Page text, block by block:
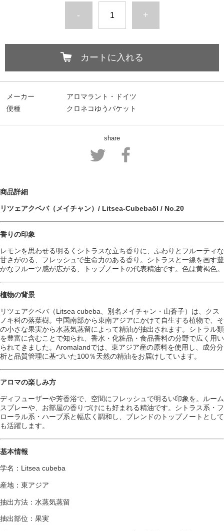
- +
カートに入れる
メーカー
アロマラント・ドイツ
便種
クロネコゆうパケット
share
商品詳細
リツェアクベバ（メイチャン）/ Litsea-Cubebaöl / No.20
香りの印象
レモンを思わせる明るくシトラスな立ち香りに、ふわりとフルーティな
甘さがのる、フレッシュで生命力のある香り。シトラスと一線を画す豊
かなフルーツ感が広がる、トップノートの代表精油です。色は黄褐色。
植物の背景
リツェアクベバ（Litsea cubeba、別名メイチャン・山蒼子）は、クス
ノキ科の落葉樹。中国南部から東南アジアにかけて自生する植物で、そ
の小さな果実から水蒸気蒸留によって精油が抽出されます。シトラル類
を豊富に含むことで知られ、香水・化粧品・食品香料の分野で広く用い
られてきました。Aromalandでは、東アジア産の原料を使用し、成分分
析と品質管理に基づいた100％天然の精油をお届けしています。
アロマの楽しみ方
ディフューザーや芳香浴で、空間にフレッシュで明るい印象を。ルーム
スプレーや、お部屋の香りづけにも好まれる精油です。シトラス系・フ
ローラル系・ハーブ系と幅広く調和し、ブレンドのトップノートとして
も活躍します。
基本情報
学名：Litsea cubeba
産地：東アジア
抽出方法：水蒸気蒸留
抽出部位：果実